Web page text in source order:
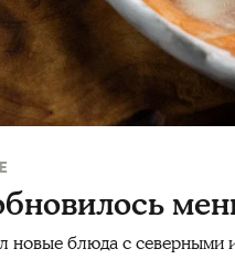
блюда с северными